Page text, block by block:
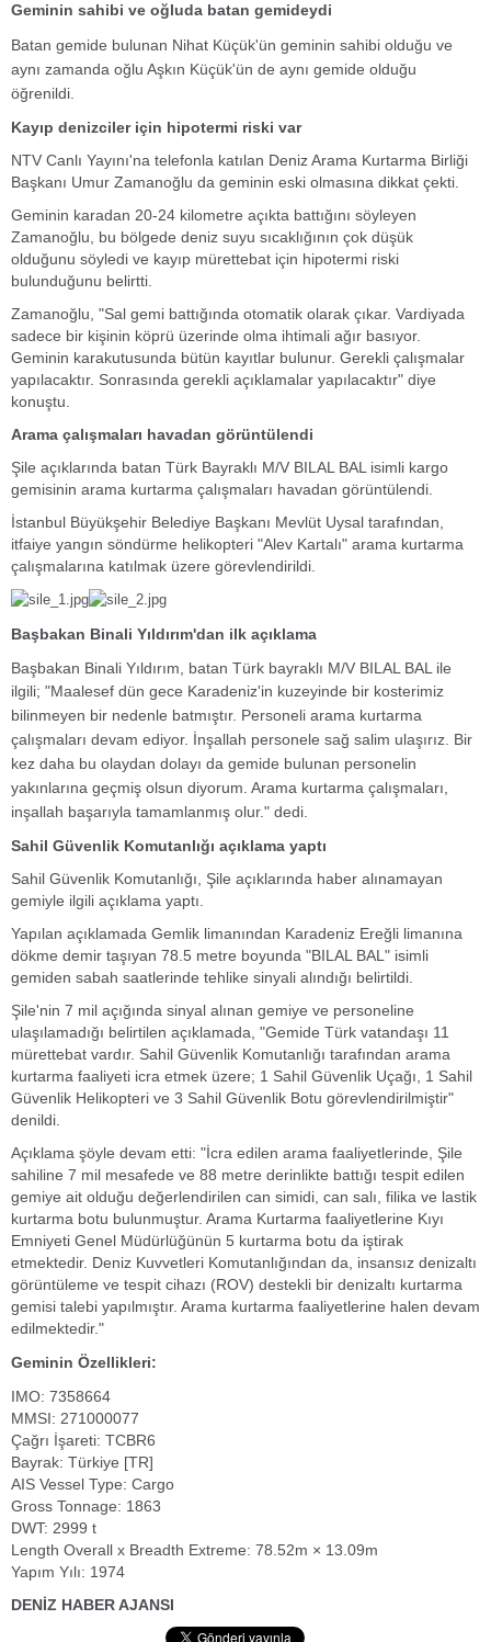
Geminin sahibi ve oğluda batan gemideydi
Batan gemide bulunan Nihat Küçük'ün geminin sahibi olduğu ve
aynı zamanda oğlu Aşkın Küçük'ün de aynı gemide olduğu
öğrenildi.
Kayıp denizciler için hipotermi riski var
NTV Canlı Yayını'na telefonla katılan Deniz Arama Kurtarma Birliği
Başkanı Umur Zamanoğlu da geminin eski olmasına dikkat çekti.
Geminin karadan 20-24 kilometre açıkta battığını söyleyen
Zamanoğlu, bu bölgede deniz suyu sıcaklığının çok düşük
olduğunu söyledi ve kayıp mürettebat için hipotermi riski
bulunduğunu belirtti.
Zamanoğlu, "Sal gemi battığında otomatik olarak çıkar. Vardiyada
sadece bir kişinin köprü üzerinde olma ihtimali ağır basıyor.
Geminin karakutusunda bütün kayıtlar bulunur. Gerekli çalışmalar
yapılacaktır. Sonrasında gerekli açıklamalar yapılacaktır" diye
konuştu.
Arama çalışmaları havadan görüntülendi
Şile açıklarında batan Türk Bayraklı M/V BILAL BAL isimli kargo
gemisinin arama kurtarma çalışmaları havadan görüntülendi.
İstanbul Büyükşehir Belediye Başkanı Mevlüt Uysal tarafından,
itfaiye yangın söndürme helikopteri "Alev Kartalı" arama kurtarma
çalışmalarına katılmak üzere görevlendirildi.
Başbakan Binali Yıldırım'dan ilk açıklama
Başbakan Binali Yıldırım, batan Türk bayraklı M/V BILAL BAL ile
ilgili; "Maalesef dün gece Karadeniz'in kuzeyinde bir kosterimiz
bilinmeyen bir nedenle batmıştır. Personeli arama kurtarma
çalışmaları devam ediyor. İnşallah personele sağ salim ulaşırız. Bir
kez daha bu olaydan dolayı da gemide bulunan personelin
yakınlarına geçmiş olsun diyorum. Arama kurtarma çalışmaları,
inşallah başarıyla tamamlanmış olur." dedi.
Sahil Güvenlik Komutanlığı açıklama yaptı
Sahil Güvenlik Komutanlığı, Şile açıklarında haber alınamayan
gemiyle ilgili açıklama yaptı.
Yapılan açıklamada Gemlik limanından Karadeniz Ereğli limanına
dökme demir taşıyan 78.5 metre boyunda "BILAL BAL" isimli
gemiden sabah saatlerinde tehlike sinyali alındığı belirtildi.
Şile'nin 7 mil açığında sinyal alınan gemiye ve personeline
ulaşılamadığı belirtilen açıklamada, "Gemide Türk vatandaşı 11
mürettebat vardır. Sahil Güvenlik Komutanlığı tarafından arama
kurtarma faaliyeti icra etmek üzere; 1 Sahil Güvenlik Uçağı, 1 Sahil
Güvenlik Helikopteri ve 3 Sahil Güvenlik Botu görevlendirilmiştir"
denildi.
Açıklama şöyle devam etti: "İcra edilen arama faaliyetlerinde, Şile
sahiline 7 mil mesafede ve 88 metre derinlikte battığı tespit edilen
gemiye ait olduğu değerlendirilen can simidi, can salı, filika ve lastik
kurtarma botu bulunmuştur. Arama Kurtarma faaliyetlerine Kıyı
Emniyeti Genel Müdürlüğünün 5 kurtarma botu da iştirak
etmektedir. Deniz Kuvvetleri Komutanlığından da, insansız denizaltı
görüntüleme ve tespit cihazı (ROV) destekli bir denizaltı kurtarma
gemisi talebi yapılmıştır. Arama kurtarma faaliyetlerine halen devam
edilmektedir."
Geminin Özellikleri:
IMO: 7358664
MMSI: 271000077
Çağrı İşareti: TCBR6
Bayrak: Türkiye [TR]
AIS Vessel Type: Cargo
Gross Tonnage: 1863
DWT: 2999 t
Length Overall x Breadth Extreme: 78.52m × 13.09m
Yapım Yılı: 1974
DENİZ HABER AJANSI